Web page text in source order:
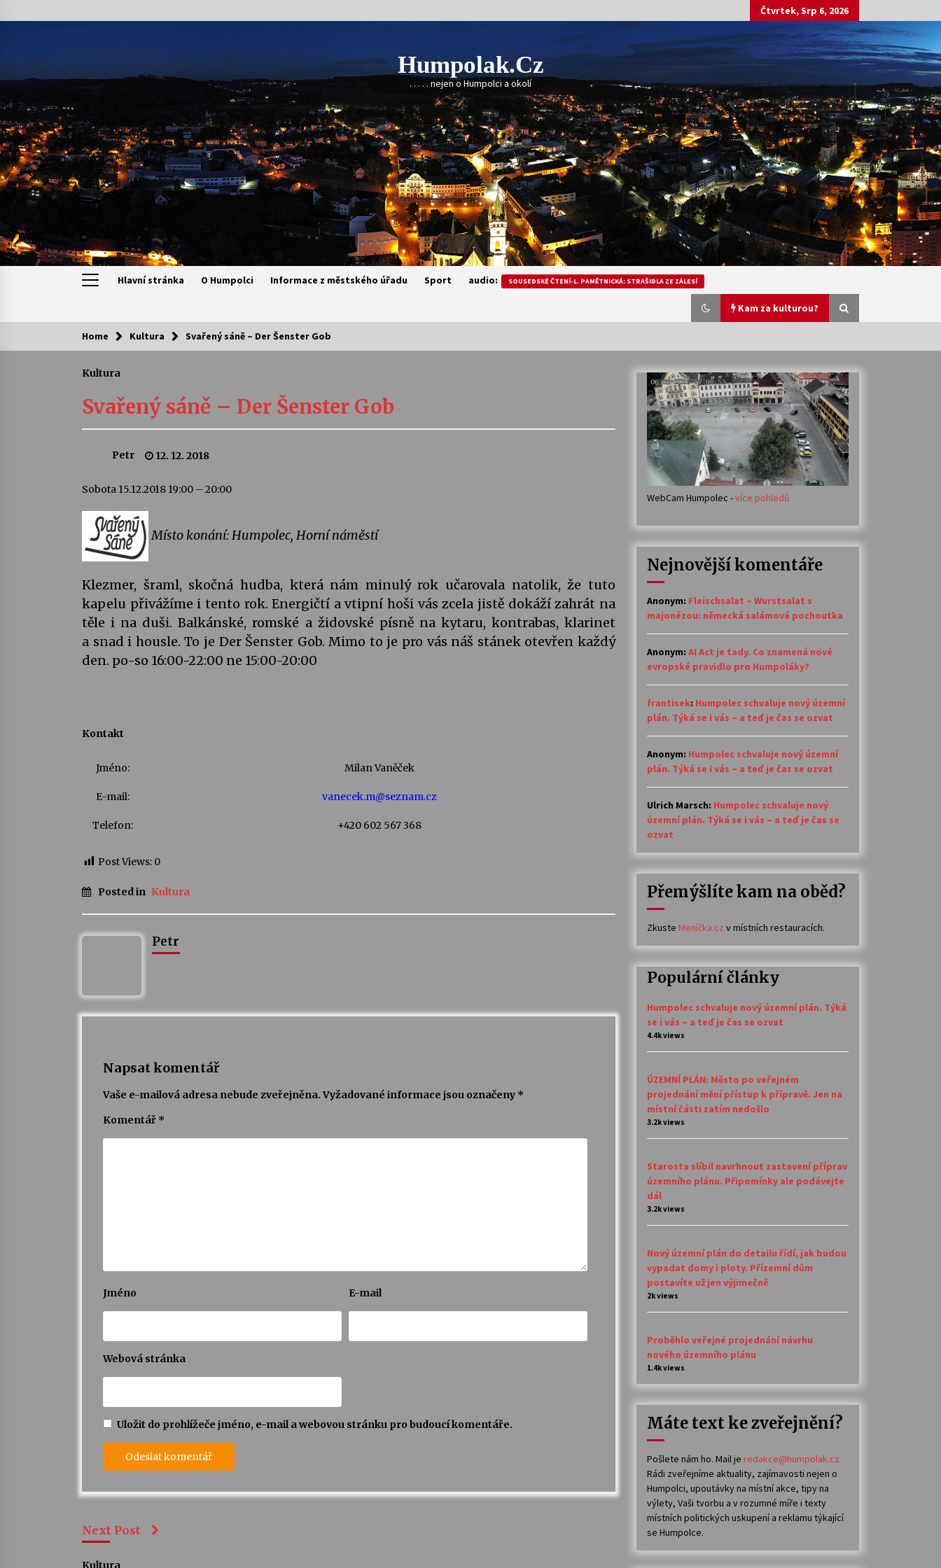
to
content
Čtvrtek, Srp 6, 2026
Humpolak.cz
. . . . . nejen o Humpolci a okolí
Hlavní stránka O Humpolci Informace z městského úřadu Sport audio: SOUSEDSKÉ ČTENÍ-L. PAMĚTNICKÁ: STRAŠIDLA ZE ZÁLESÍ
Kam za kulturou?
Kam za kulturou?
Camerata a Sukuba Ensemble
4. 8. 2026
Veselí muzikanti
30. 7. 2026
Pozvánka na integrační festival
Quijotova šedesátka: 28. 7.–1. 8.
28. 7. 2026
Votavžatský ploty
23. 7. 2026
Miller
22. 7. 2026
14. 7. 2026
Za kulturou kousek za Humpolec. V
Želivě ožije odkaz Josefa Čapka
13. 7. 2026
Varhanní recitál Michala Novenka v
Klášteře Želiv
3. 7. 2026
30. 6. 2026
Home Kultura Svařený sáně – Der Šenster Gob
Kultura
Svařený sáně – Der Šenster Gob
Petr 12. 12. 2018
Sobota 15.12.2018 19:00 – 20:00
Místo konání: Humpolec, Horní náměstí
Klezmer, šraml, skočná hudba, která nám minulý rok učarovala natolik, že tuto
kapelu přivážíme i tento rok. Energičtí a vtipní hoši vás zcela jistě dokáží zahrát na
těle i na duši. Balkánské, romské a židovské písně na kytaru, kontrabas, klarinet
a snad i housle. To je Der Šenster Gob. Mimo to je pro vás náš stánek otevřen každý
den. po-so 16:00-22:00 ne 15:00-20:00
Kontakt
Jméno: Milan Vaněček
E-mail: vanecek.m@seznam.cz
Telefon: +420 602 567 368
Post Views: 0
Posted in Kultura
Petr
Napsat komentář
Vaše e-mailová adresa nebude zveřejněna. Vyžadované informace jsou označeny *
Komentář *
Jméno E-mail
Webová stránka
Uložit do prohlížeče jméno, e-mail a webovou stránku pro budoucí komentáře.
Next Post
Kultura
WebCam Humpolec -více pohledů
Nejnovější komentáře
Anonym: Fleischsalat – Wurstsalat s
majonézou: německá salámová pochoutka
Anonym: AI Act je tady. Co znamená nové
evropské pravidlo pro Humpoláky?
frantisek: Humpolec schvaluje nový územní
plán. Týká se i vás – a teď je čas se ozvat
Anonym: Humpolec schvaluje nový územní
plán. Týká se i vás – a teď je čas se ozvat
Ulrich Marsch: Humpolec schvaluje nový
územní plán. Týká se i vás – a teď je čas se
ozvat
Přemýšlíte kam na oběd?
Zkuste Meníčka.cz v místních restauracích.
Populární články
Humpolec schvaluje nový územní plán. Týká
se i vás – a teď je čas se ozvat
4.4k views
ÚZEMNÍ PLÁN: Město po veřejném
projednání mění přístup k přípravě. Jen na
místní části zatím nedošlo
3.2k views
Starosta slíbil navrhnout zastavení příprav
územního plánu. Připomínky ale podávejte
dál
3.2k views
Nový územní plán do detailu řídí, jak budou
vypadat domy i ploty. Přízemní dům
postavíte už jen výjimečně
2k views
Proběhlo veřejné projednání návrhu
nového územního plánu
1.4k views
Máte text ke zveřejnění?
Pošlete nám ho. Mail je redakce@humpolak.cz
Rádi zveřejníme aktuality, zajímavosti nejen o
Humpolci, upoutávky na místní akce, tipy na
výlety, Vaši tvorbu a v rozumné míře i texty
místních politických uskupení a reklamu týkající
se Humpolce.